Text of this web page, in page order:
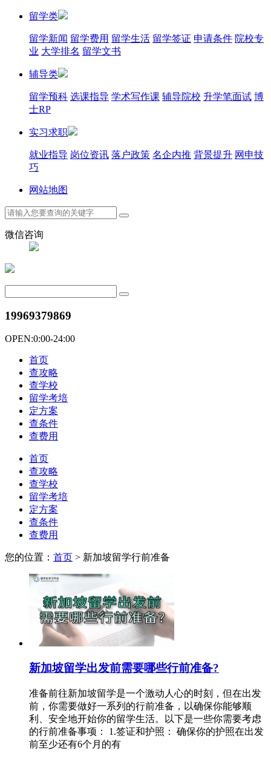
留学类
留学新闻 留学费用 留学生活 留学签证 申请条件 院校专
业 大学排名 留学文书
辅导类
留学预科 选课指导 学术写作课 辅导院校 升学笔面试 博
士RP
实习求职
就业指导 岗位资讯 落户政策 名企内推 背景提升 网申技
巧
网站地图
微信咨询
19969379869
OPEN:0:00-24:00
首页
查攻略
查学校
留学考培
定方案
查条件
查费用
首页
查攻略
查学校
留学考培
定方案
查条件
查费用
您的位置： 首页 > 新加坡留学行前准备
新加坡留学出发前需要哪些行前准备?
准备前往新加坡留学是一个激动人心的时刻，但在出发
前，你需要做好一系列的行前准备，以确保你能够顺
利、安全地开始你的留学生活。以下是一些你需要考虑
的行前准备事项： 1.签证和护照： 确保你的护照在出发
前至少还有6个月的有